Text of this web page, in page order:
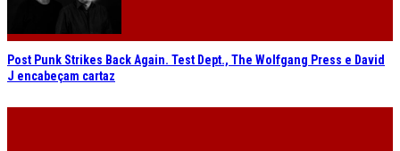
Post Punk Strikes Back Again. Test Dept., The Wolfgang Press e David
J encabeçam cartaz